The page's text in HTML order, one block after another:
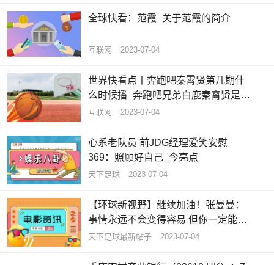
全球快看：范霞_关于范霞的简介
互联网 2023-07-04
世界快看点丨奔跑吧秦霄贤第几期什
么时候播_奔跑吧兄弟白鹿秦霄贤是哪
一期
互联网 2023-07-04
心系老队员 前JDG经理爱笑安慰
369：照顾好自己_今亮点
天下足球 2023-07-04
【环球新视野】继续加油！张曼曼：
事情永远不会变得容易 但你一定能变
得更好
天下足球最新帖子 2023-07-04